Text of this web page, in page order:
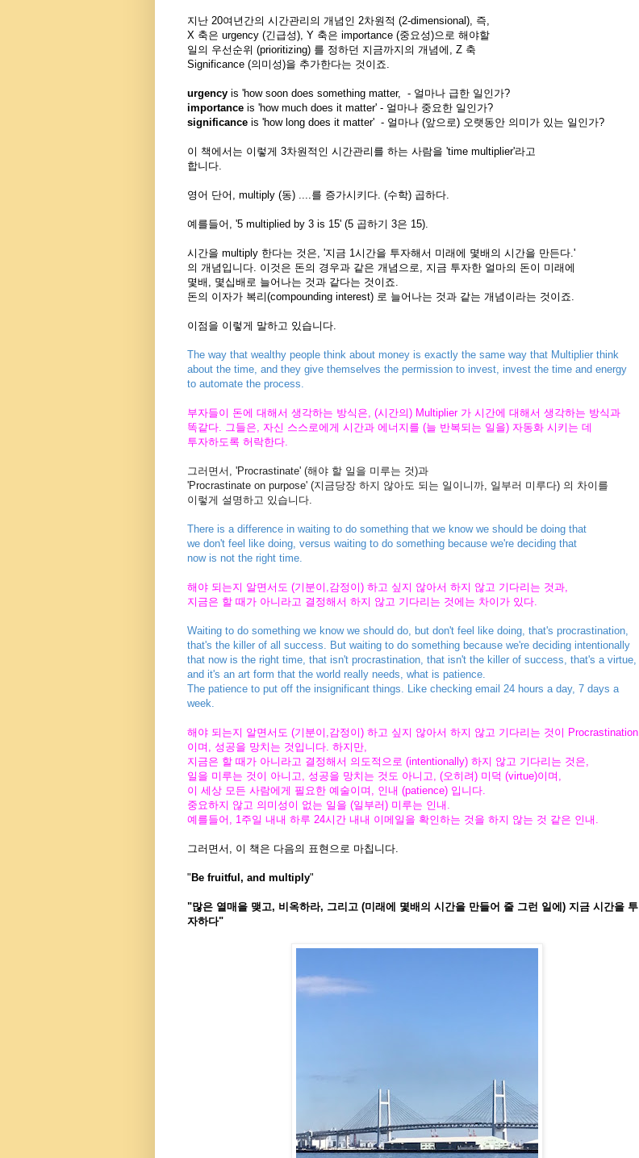
지난 20여년간의 시간관리의 개념인 2차원적 (2-dimensional), 즉,
X 축은 urgency (긴급성), Y 축은 importance (중요성)으로 해야할
일의 우선순위 (prioritizing) 를 정하던 지금까지의 개념에, Z 축
Significance (의미성)을 추가한다는 것이죠.
urgency is 'how soon does something matter, - 얼마나 급한 일인가?
importance is 'how much does it matter' - 얼마나 중요한 일인가?
significance is 'how long does it matter' - 얼마나 (앞으로) 오랫동안 의미가 있는 일인가?
이 책에서는 이렇게 3차원적인 시간관리를 하는 사람을 'time multiplier'라고
합니다.
영어 단어, multiply (동) ....를 증가시키다. (수학) 곱하다.
예를들어, '5 multiplied by 3 is 15' (5 곱하기 3은 15).
시간을 multiply 한다는 것은, '지금 1시간을 투자해서 미래에 몇배의 시간을 만든다.'
의 개념입니다. 이것은 돈의 경우과 같은 개념으로, 지금 투자한 얼마의 돈이 미래에
몇배, 몇십배로 늘어나는 것과 같다는 것이죠.
돈의 이자가 복리(compounding interest) 로 늘어나는 것과 같는 개념이라는 것이죠.
이점을 이렇게 말하고 있습니다.
The way that wealthy people think about money is exactly the same way that Multiplier think
about the time, and they give themselves the permission to invest, invest the time and energy
to automate the process.
부자들이 돈에 대해서 생각하는 방식은, (시간의) Multiplier 가 시간에 대해서 생각하는 방식과
똑같다. 그들은, 자신 스스로에게 시간과 에너지를 (늘 반복되는 일을) 자동화 시키는 데
투자하도록 허락한다.
그러면서, 'Procrastinate' (해야 할 일을 미루는 것)과
'Procrastinate on purpose' (지금당장 하지 않아도 되는 일이니까, 일부러 미루다) 의 차이를
이렇게 설명하고 있습니다.
There is a difference in waiting to do something that we know we should be doing that
we don't feel like doing, versus waiting to do something because we're deciding that
now is not the right time.
해야 되는지 알면서도 (기분이,감정이) 하고 싶지 않아서 하지 않고 기다리는 것과,
지금은 할 때가 아니라고 결정해서 하지 않고 기다리는 것에는 차이가 있다.
Waiting to do something we know we should do, but don't feel like doing, that's procrastination,
that's the killer of all success. But waiting to do something because we're deciding intentionally
that now is the right time, that isn't procrastination, that isn't the killer of success, that's a virtue,
and it's an art form that the world really needs, what is patience.
The patience to put off the insignificant things. Like checking email 24 hours a day, 7 days a
week.
해야 되는지 알면서도 (기분이,감정이) 하고 싶지 않아서 하지 않고 기다리는 것이 Procrastination
이며, 성공을 망치는 것입니다. 하지만,
지금은 할 때가 아니라고 결정해서 의도적으로 (intentionally) 하지 않고 기다리는 것은,
일을 미루는 것이 아니고, 성공을 망치는 것도 아니고, (오히려) 미덕 (virtue)이며,
이 세상 모든 사람에게 필요한 예술이며, 인내 (patience) 입니다.
중요하지 않고 의미성이 없는 일을 (일부러) 미루는 인내.
예를들어, 1주일 내내 하루 24시간 내내 이메일을 확인하는 것을 하지 않는 것 같은 인내.
그러면서, 이 책은 다음의 표현으로 마칩니다.
"Be fruitful, and multiply"
"많은 열매을 맺고, 비옥하라, 그리고 (미래에 몇배의 시간을 만들어 줄 그런 일에) 지금 시간을 투
자하다"